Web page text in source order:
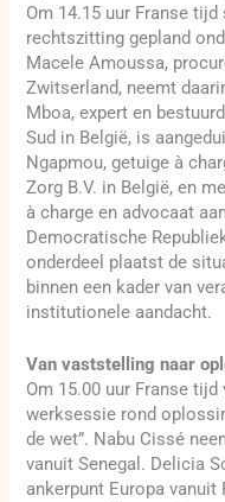
Om 14.15 uur Franse
rechtszitting gepland
Macele Amoussa,
Zwitserland, neemt
Mboa, expert en
Sud in België, is
Ngapmou, getuige à
Zorg B.V. in België, en
à charge en advocaat
Democratische
onderdeel plaatst de
binnen een kader van
institutionele aandacht.
Van vaststelling naar
Om 15.00 uur Franse
werksessie rond
de wet”. Nabu Cissé
vanuit Senegal. Delicia
ankerpunt Europa